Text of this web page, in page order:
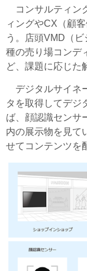
コンサルティン
ィングやCX（顧
う。店頭VMD（
種の売り場コンデ
ど、課題に応じた
デジタルサイネ
タを取得してデジ
ば、顔認識センサ
内の展示物を見て
せてコンテンツを